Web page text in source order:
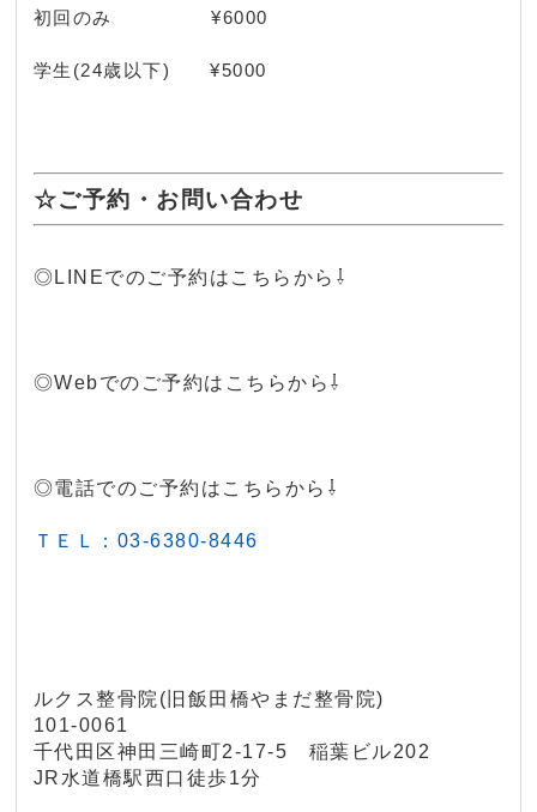
初回のみ ¥6000
学生(24歳以下) ¥5000
☆ご予約・お問い合わせ
◎LINEでのご予約はこちらから⇩
◎Webでのご予約はこちらから⇩
◎電話でのご予約はこちらから⇩
ＴＥＬ：03-6380-8446
ルクス整骨院(旧飯田橋やまだ整骨院)
101-0061
千代田区神田三崎町2‐17‐5 稲葉ビル202
JR水道橋駅西口徒歩1分